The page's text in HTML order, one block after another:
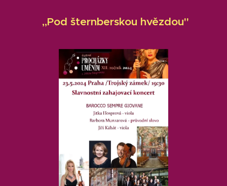
,,Pod šternberskou hvězdou"